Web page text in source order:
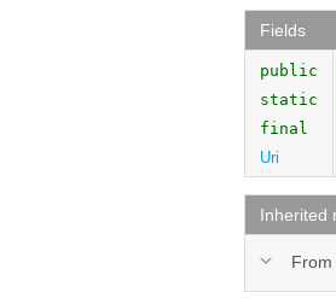
Fields
public
static
final
Uri
Inherited
From